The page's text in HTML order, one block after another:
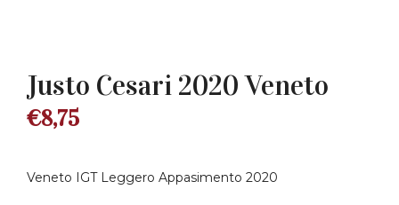
Justo Cesari 2020 Veneto
€8,75
Veneto IGT Leggero Appasimento 2020